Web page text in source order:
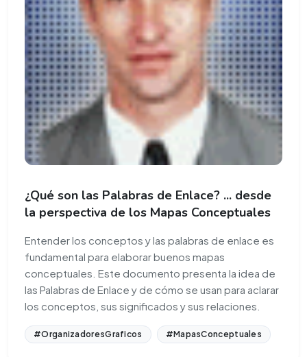
¿Qué son las Palabras de Enlace? ... desde
la perspectiva de los Mapas Conceptuales
Entender los conceptos y las palabras de enlace es
fundamental para elaborar buenos mapas
conceptuales. Este documento presenta la idea de
las Palabras de Enlace y de cómo se usan para aclarar
los conceptos, sus significados y sus relaciones.
#OrganizadoresGraficos #MapasConceptuales